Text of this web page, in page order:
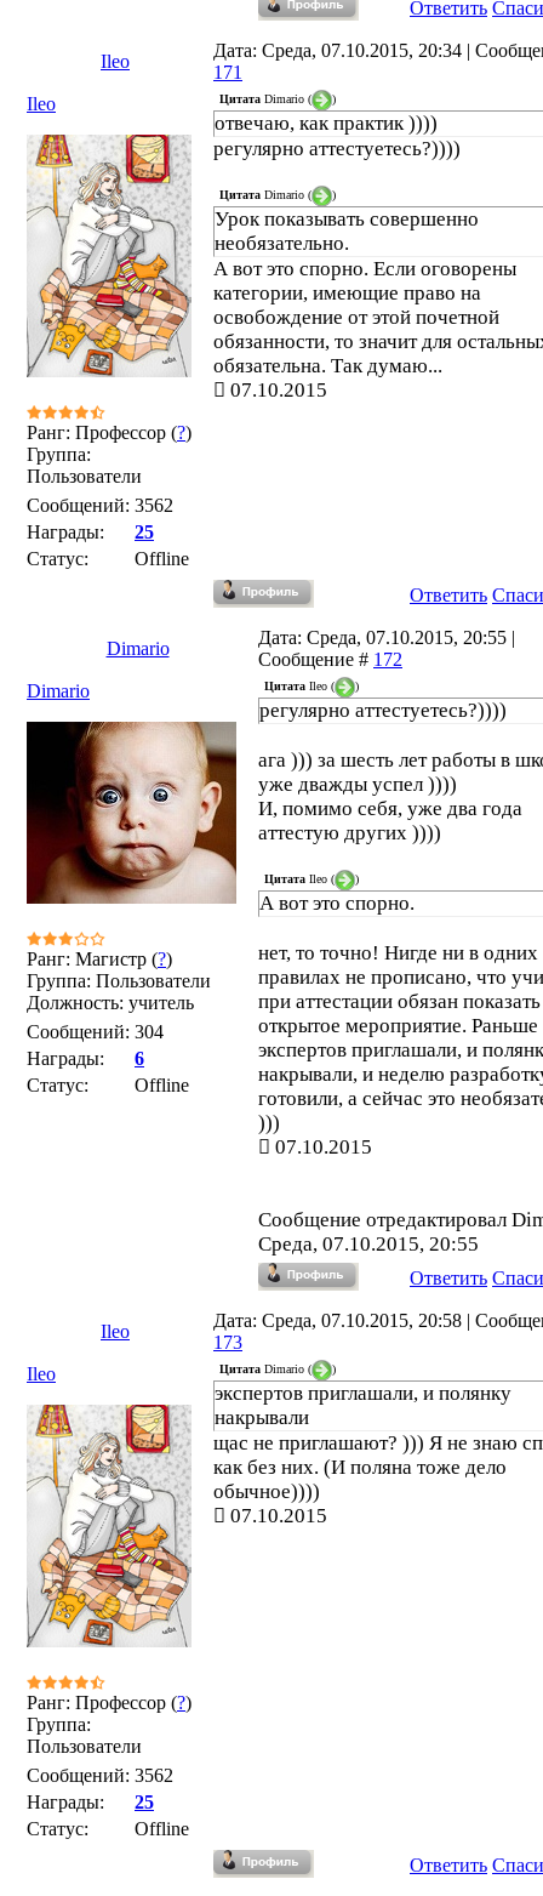
Ответить
Ileo
Дата: Среда, 07.10.2015, 20:34 |
171
Ileo
Ранг: Профессор (?)
Группа:
Пользователи
Сообщений: 3562
Награды:
25
Статус:
Offline
Цитата Dimario ( )
отвечаю, как практик ))))
регулярно аттестуетесь?))))
Цитата Dimario ( )
Урок показывать совершенно
необязательно.
А вот это спорно. Если оговорены
категории, имеющие право на
освобождение от этой почетной
обязанности, то значит для
обязательна. Так думаю...
07.10.2015
Ответить
Dimario
Дата: Среда, 07.10.2015, 20:55 |
Сообщение # 172
Dimario
Ранг: Магистр (?)
Группа: Пользователи
Должность: учитель
Сообщений: 304
Награды:
6
Статус:
Offline
Цитата Ileo ( )
регулярно аттестуетесь?))))
ага ))) за шесть лет работы в
уже дважды успел ))))
И, помимо себя, уже два года
аттестую других ))))
Цитата Ileo ( )
А вот это спорно.
нет, то точно! Нигде ни в одних
правилах не прописано, что
при аттестации обязан показать
открытое мероприятие. Раньше
экспертов приглашали, и
накрывали, и неделю
готовили, а сейчас это
)))
07.10.2015
Сообщение отредактировал
Среда, 07.10.2015, 20:55
Ответить
Ileo
Дата: Среда, 07.10.2015, 20:58 |
173
Ileo
Ранг: Профессор (?)
Группа:
Пользователи
Сообщений: 3562
Награды:
25
Статус:
Offline
Цитата Dimario ( )
экспертов приглашали, и полянку
накрывали
щас не приглашают? ))) Я не знаю
как без них. (И поляна тоже дело
обычное))))
07.10.2015
Ответить